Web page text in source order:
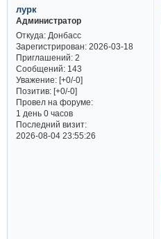
лурк
Администратор
Откуда:Донбасс
Зарегистрирован: 2026-03-18
Приглашений:2
Сообщений:143
Уважение: [+0/-0]
Позитив: [+0/-0]
Провел на форуме:
1 день 0 часов
Последний визит:
2026-08-04 23:55:26